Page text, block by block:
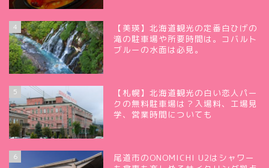
4
【美瑛】北海道観光の定番白ひげの
滝の駐車場や所要時間は。コバルト
ブルーの水面は必見。
5
【札幌】北海道観光の白い恋人パー
クの無料駐車場は？入場料、工場見
学、営業時間についても
6
尾道市のONOMICHI U2はシャワー